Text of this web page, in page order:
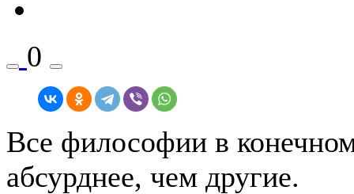
0
Все философии в
абсурднее, чем другие.